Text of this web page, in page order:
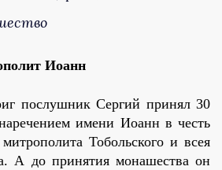
Иоанн
послушник Сергий принял 30
имени Иоанн в честь
Тобольского и всея
А до принятия монашества он